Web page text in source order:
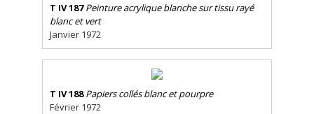
T IV 187 Peinture acrylique blanche sur tissu rayé
blanc et vert
Janvier 1972
T IV 188 Papiers collés blanc et pourpre
Février 1972